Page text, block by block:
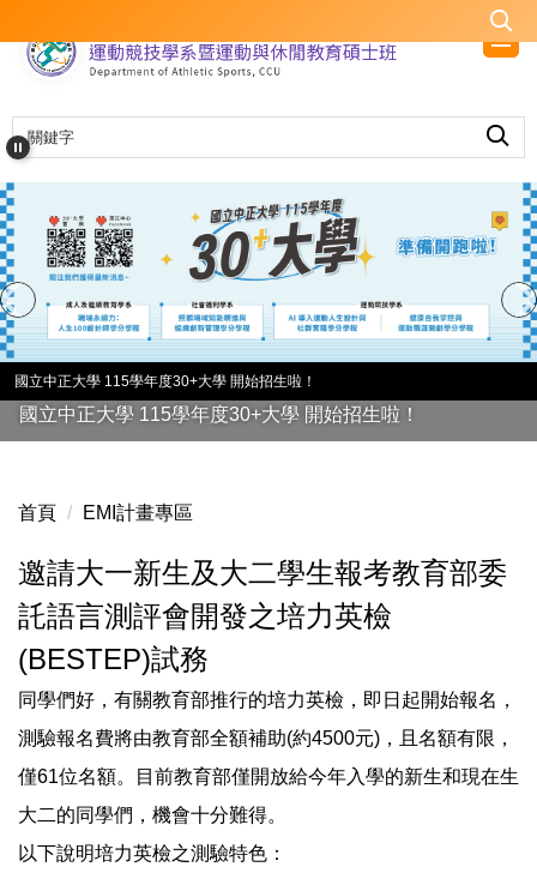
到
內
容
區
國立中正大學 115學年度30+大學 開始招生啦！
國立中正大學 115學年度30+大學 開始招生啦！
首頁 EMI計畫專區
邀請大一新生及大二學生報考教育部委
託語言測評會開發之培力英檢
(BESTEP)試務
同學們好，有關教育部推行的培力英檢，即日起開始報名，
測驗報名費將由教育部全額補助(約4500元)，且名額有限，
僅61位名額。目前教育部僅開放給今年入學的新生和現在生
大二的同學們，機會十分難得。
以下說明培力英檢之測驗特色：